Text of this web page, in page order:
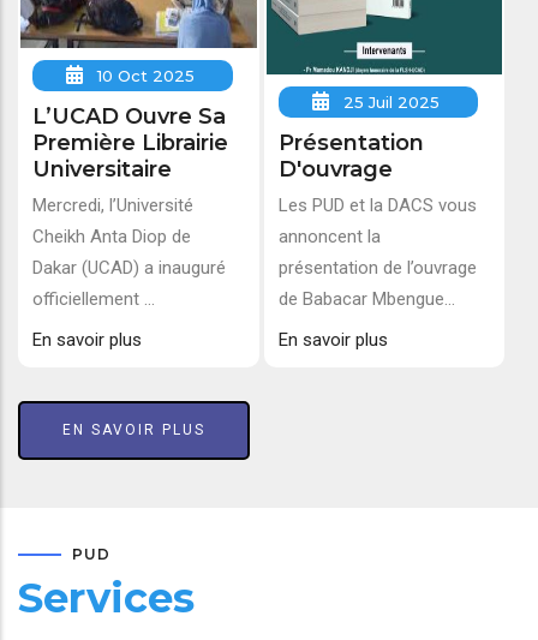
10 Oct 2025
L’UCAD Ouvre Sa
Première Librairie
Universitaire
Mercredi, l’Université
Cheikh Anta Diop de
Dakar (UCAD) a inauguré
officiellement ...
En savoir plus
25 Juil 2025
Présentation
D'ouvrage
Les PUD et la DACS vous
annoncent la
présentation de l’ouvrage
de Babacar Mbengue...
En savoir plus
EN SAVOIR PLUS
PUD
Services